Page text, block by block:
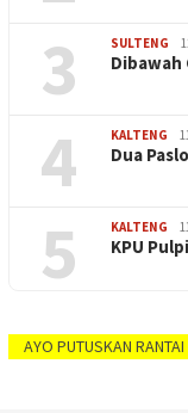
3 SULTENG
Dibawah
4 KALTENG
Dua
5 KALTENG
KPU
RANTAI